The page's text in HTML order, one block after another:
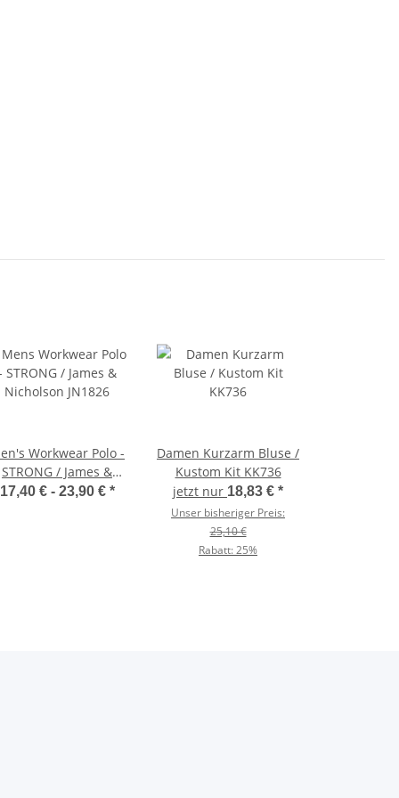
Workwear Polo -
STRONG / James &
Nicholson JN1826
17,40 € - 23,90 € *
Damen Kurzarm Bluse /
Kustom Kit KK736
jetzt nur 18,83 € *
Unser bisheriger Preis:
25,10 €
Rabatt:25%